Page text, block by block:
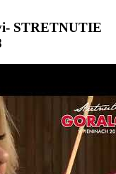
STRETNUTIE